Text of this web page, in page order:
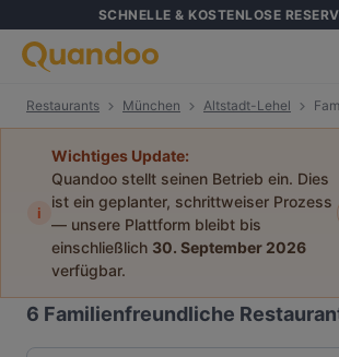
SCHNELLE & KOSTENLOSE
Restaurants München Altstadt-Lehel
i
Wichtiges Update:
Quandoo stellt seinen Betrieb ein. Dies
ist ein geplanter, schrittweiser Prozess
— unsere Plattform bleibt bis
einschließlich 30. September 2026
verfügbar.
6 Familienfreundliche Restaurants in Altstadt-